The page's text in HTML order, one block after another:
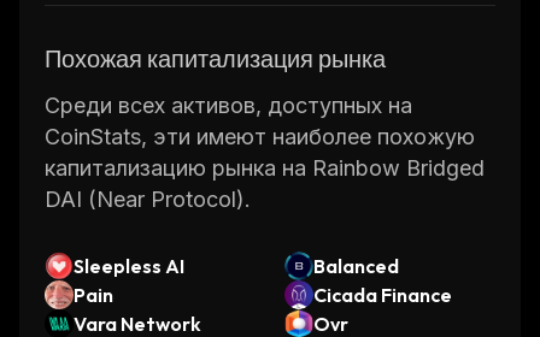
Похожая капитализация рынка
Среди всех активов, доступных на
CoinStats, эти имеют наиболее похожую
капитализацию рынка на Rainbow Bridged
DAI (Near Protocol).
Sleepless AI
Balanced
Pain
Cicada Finance
Vara Network
Ovr